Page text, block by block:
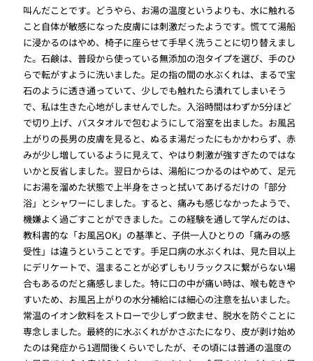
叫んだことです。どうやら、お湯の温度というよりも、水に触れる
こと自体が敏感になった皮膚には刺激だったようです。慌てて湯船
に浸かるのはやめ、椅子に座らせて手早く洗うことに切り替えまし
た。石鹸は、普段から使っている無添加の泡タイプを選び、手のひ
らで転がすように洗いました。足の指の間の水ぶくれは、まるで宝
石のように透き通っていて、少しでも触れたら潰れてしまいそう
で、私は生きた心地がしませんでした。入浴時間はわずか5分ほど
で切り上げ、バスタオルで包むようにして浴室を出ました。お風呂
上がりの長男の皮膚を見ると、ぬるま湯だったにもかかわらず、赤
みが少し増しているように見えて、やはり刺激が強すぎたのではな
いかと反省しました。翌日からは、湯船につかるのはやめて、足元
にお湯を溜めた状態で上半身をさっと拭いてあげるだけの「部分
浴」とシャワーにしました。すると、痛みも感じなかったようで、
機嫌よく過ごすことができました。この経験を通して学んだのは、
教科書的な「お風呂OK」の基準と、子供一人ひとりの「痛みの感
受性」は違うということです。手足口病の水ぶくれは、見た目以上
にデリケートで、温まることが必ずしもリラックスに繋がらない場
合もあるのだと痛感しました。特に口の中が痛い時は、喉も乾きや
すいため、お風呂上がりの水分補給には細心の注意を払いました。
常温のイオン飲料をストローで少しずつ飲ませ、脱水を防ぐことに
専念しました。最終的に水ぶくれがかさぶたになり、皮が剥け始め
たのは発症から1週間後くらいでしたが、その頃には普通の温度の